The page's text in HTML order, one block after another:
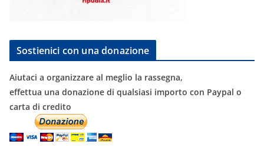
Sostienici con una donazione
Aiutaci a organizzare al meglio la rassegna,
effettua una donazione di qualsiasi importo con Paypal o
carta di credito